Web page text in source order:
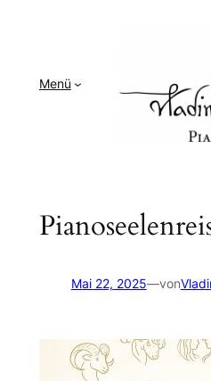
Menü
Mai 22, 2025—von